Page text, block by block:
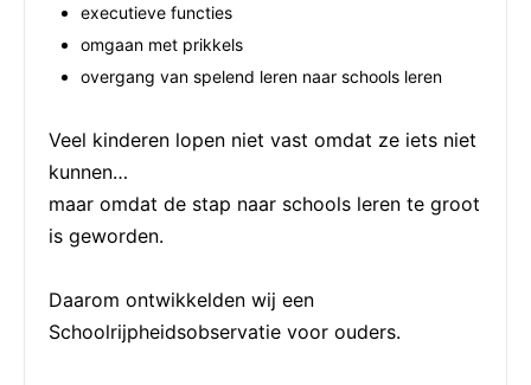
executieve functies
omgaan met prikkels
overgang van spelend leren naar schools leren
Veel kinderen lopen niet vast omdat ze iets niet
kunnen…
maar omdat de stap naar schools leren te groot
is geworden.
Daarom ontwikkelden wij een
Schoolrijpheidsobservatie voor ouders.